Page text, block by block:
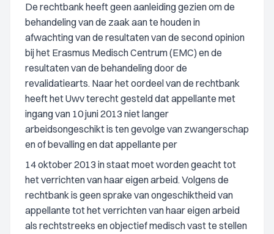
De rechtbank heeft geen aanleiding gezien om de
behandeling van de zaak aan te houden in
afwachting van de resultaten van de second opinion
bij het Erasmus Medisch Centrum (EMC) en de
resultaten van de behandeling door de
revalidatiearts. Naar het oordeel van de rechtbank
heeft het Uwv terecht gesteld dat appellante met
ingang van 10 juni 2013 niet langer
arbeidsongeschikt is ten gevolge van zwangerschap
en of bevalling en dat appellante per
14 oktober 2013 in staat moet worden geacht tot
het verrichten van haar eigen arbeid. Volgens de
rechtbank is geen sprake van ongeschiktheid van
appellante tot het verrichten van haar eigen arbeid
als rechtstreeks en objectief medisch vast te stellen